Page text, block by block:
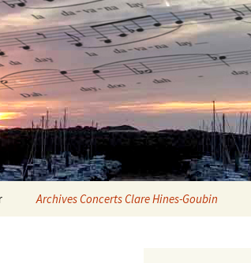
Archives Concerts Clare Hines-Goubin